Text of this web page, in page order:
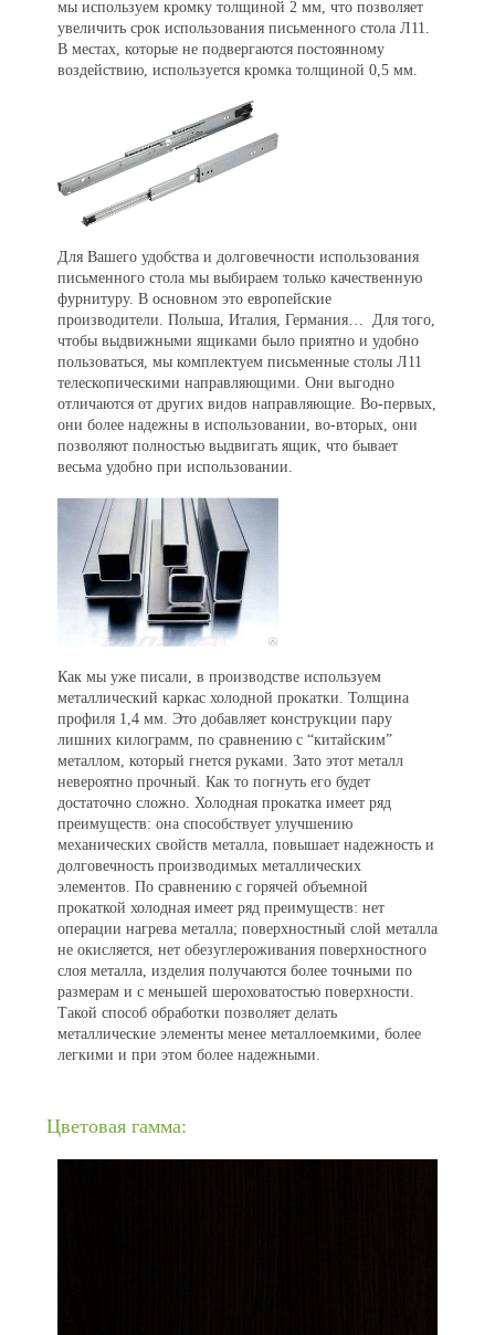
мы используем кромку толщиной 2 мм, что позволяет
увеличить срок использования письменного стола Л11.
В местах, которые не подвергаются постоянному
воздействию, используется кромка толщиной 0,5 мм.
Для Вашего удобства и долговечности использования
письменного стола мы выбираем только качественную
фурнитуру. В основном это европейские
производители. Польша, Италия, Германия… Для того,
чтобы выдвижными ящиками было приятно и удобно
пользоваться, мы комплектуем письменные столы Л11
телескопическими направляющими. Они выгодно
отличаются от других видов направляющие. Во-первых,
они более надежны в использовании, во-вторых, они
позволяют полностью выдвигать ящик, что бывает
весьма удобно при использовании.
Как мы уже писали, в производстве используем
металлический каркас холодной прокатки. Толщина
профиля 1,4 мм. Это добавляет конструкции пару
лишних килограмм, по сравнению с “китайским”
металлом, который гнется руками. Зато этот металл
невероятно прочный. Как то погнуть его будет
достаточно сложно. Холодная прокатка имеет ряд
преимуществ: она способствует улучшению
механических свойств металла, повышает надежность и
долговечность производимых металлических
элементов. По сравнению с горячей объемной
прокаткой холодная имеет ряд преимуществ: нет
операции нагрева металла; поверхностный слой металла
не окисляется, нет обезуглероживания поверхностного
слоя металла, изделия получаются более точными по
размерам и с меньшей шероховатостью поверхности.
Такой способ обработки позволяет делать
металлические элементы менее металлоемкими, более
легкими и при этом более надежными.
Цветовая гамма: